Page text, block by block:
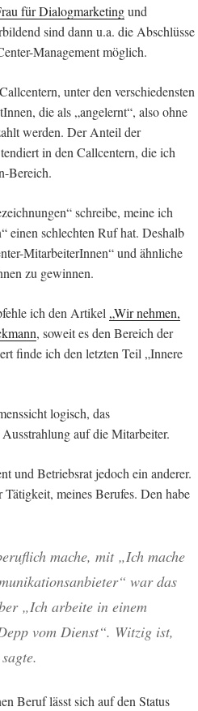
für Dialogmarketingund
sind dann u.a. die Abschlüsse
Management möglich.
unter den verschiedensten
die als „angelernt“, also ohne
werden. Der Anteil der
in den Callcentern, die ich
Bereich.
schreibe, meine ich
einen schlechten Ruf hat. Deshalb
MitarbeiterInnen“ und ähnliche
zu gewinnen.
ich den Artikel „Wir nehmen,
, soweit es den Bereich der
finde ich den letzten Teil „Innere
logisch, das
auf die Mitarbeiter.
und Betriebsrat jedoch ein anderer.
meines Berufes. Den habe
mache, mit „Ich mache
war das
„Ich arbeite in einem
vom Dienst“. Witzig ist,
Beruf lässt sich auf den Status